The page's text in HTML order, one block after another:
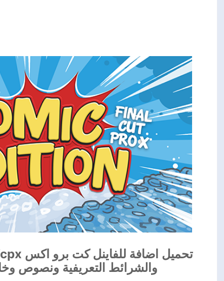
والشرائط التعريفية ونصوص